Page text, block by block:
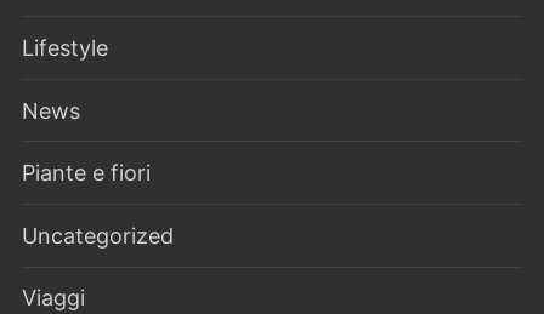
Lifestyle
News
Piante e fiori
Uncategorized
Viaggi